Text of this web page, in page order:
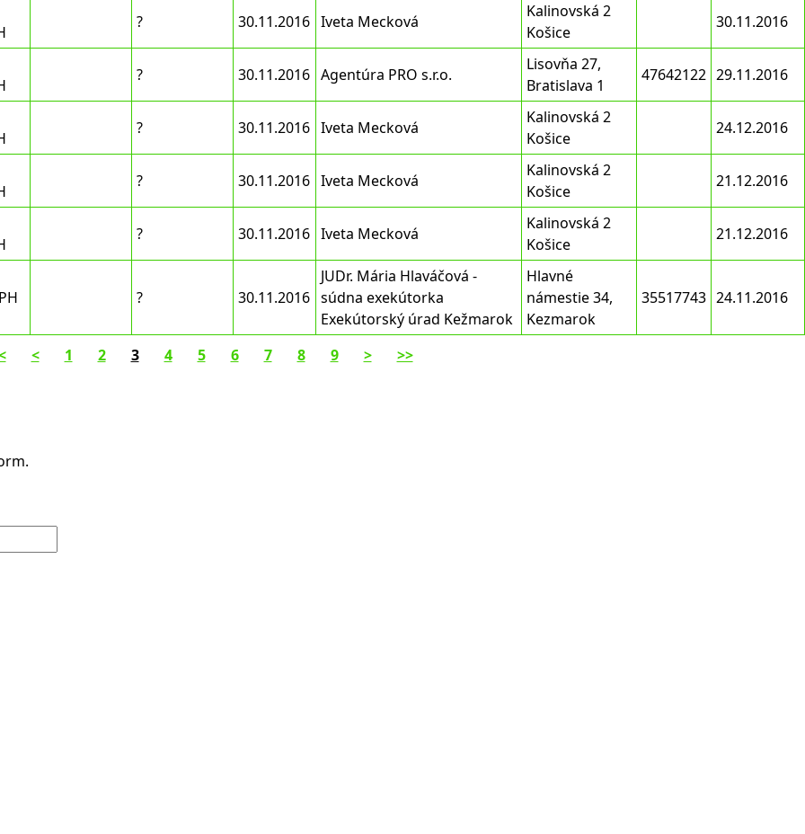
? 30.11.2016 Iveta Mecková
Kalinovská 2
Košice
30.11.2016
? 30.11.2016 Agentúra PRO s.r.o.
Lisovňa 27,
Bratislava 1
47642122 29.11.2016
? 30.11.2016 Iveta Mecková
Kalinovská 2
Košice
24.12.2016
? 30.11.2016 Iveta Mecková
Kalinovská 2
Košice
21.12.2016
? 30.11.2016 Iveta Mecková
Kalinovská 2
Košice
21.12.2016
? 30.11.2016
JUDr. Mária Hlaváčová -
súdna exekútorka
Exekútorský úrad Kežmarok
Hlavné
námestie 34,
Kezmarok
35517743 24.11.2016
< 1 2 3 4 5 6 7 8 9 > >>